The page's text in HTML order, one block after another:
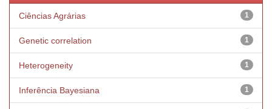
1
Ciências Agrárias
1
Genetic correlation
1
Heterogeneity
1
Inferência Bayesiana